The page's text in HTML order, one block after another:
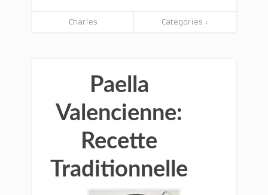
Charles Categories ↓
Paella
Valencienne:
Recette
Traditionnelle